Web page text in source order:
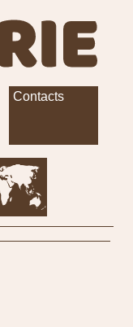
Contacts